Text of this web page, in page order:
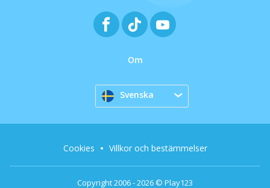
Om
Svenska
Copyright 2006 - 2026 © Play123
Cookies Villkor och bestämmelser